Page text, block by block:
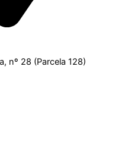
nº 28 (Parcela 128)